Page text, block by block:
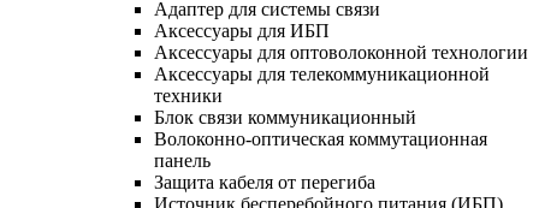
Адаптер для системы связи
Аксессуары для ИБП
Аксессуары для оптоволоконной технологии
Аксессуары для телекоммуникационной
техники
Блок связи коммуникационный
Волоконно-оптическая коммутационная
панель
Защита кабеля от перегиба
Источник бесперебойного питания (ИБП)